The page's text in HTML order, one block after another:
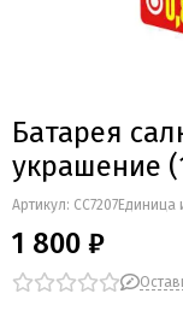
Бомбардир
УПЗ
Русская
Веселая Затея
Салют России
Батарея
украшение
Артикул: СС7207Единица
1 800 ₽